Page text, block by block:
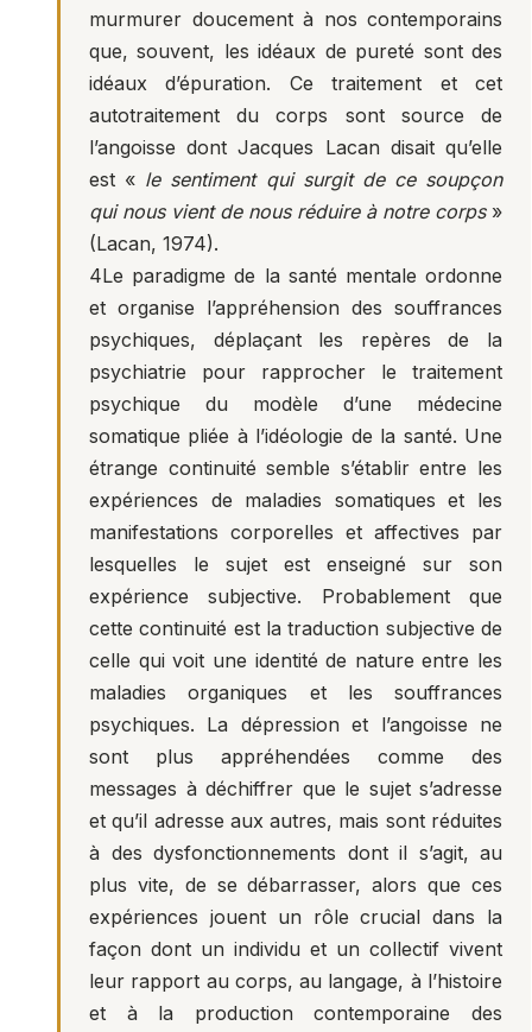
murmurer doucement à nos contemporains
que, souvent, les idéaux de pureté sont des
idéaux d’épuration. Ce traitement et cet
autotraitement du corps sont source de
l’angoisse dont Jacques Lacan disait qu’elle
est « le sentiment qui surgit de ce soupçon
qui nous vient de nous réduire à notre corps»
(Lacan, 1974).
4Le paradigme de la santé mentale ordonne
et organise l’appréhension des souffrances
psychiques, déplaçant les repères de la
psychiatrie pour rapprocher le traitement
psychique du modèle d’une médecine
somatique pliée à l’idéologie de la santé. Une
étrange continuité semble s’établir entre les
expériences de maladies somatiques et les
manifestations corporelles et affectives par
lesquelles le sujet est enseigné sur son
expérience subjective. Probablement que
cette continuité est la traduction subjective de
celle qui voit une identité de nature entre les
maladies organiques et les souffrances
psychiques. La dépression et l’angoisse ne
sont plus appréhendées comme des
messages à déchiffrer que le sujet s’adresse
et qu’il adresse aux autres, mais sont réduites
à des dysfonctionnements dont il s’agit, au
plus vite, de se débarrasser, alors que ces
expériences jouent un rôle crucial dans la
façon dont un individu et un collectif vivent
leur rapport au corps, au langage, à l’histoire
et à la production contemporaine des